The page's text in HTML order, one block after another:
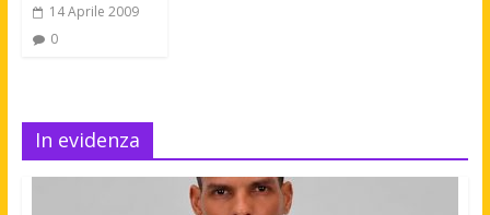
14 Aprile 2009
0
In evidenza